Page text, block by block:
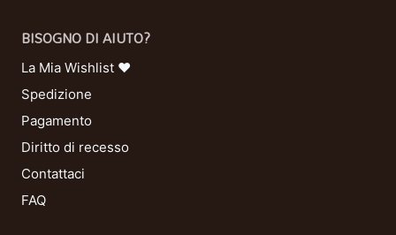
BISOGNO DI AIUTO?
La Mia Wishlist ❤
Spedizione
Pagamento
Diritto di recesso
Contattaci
FAQ